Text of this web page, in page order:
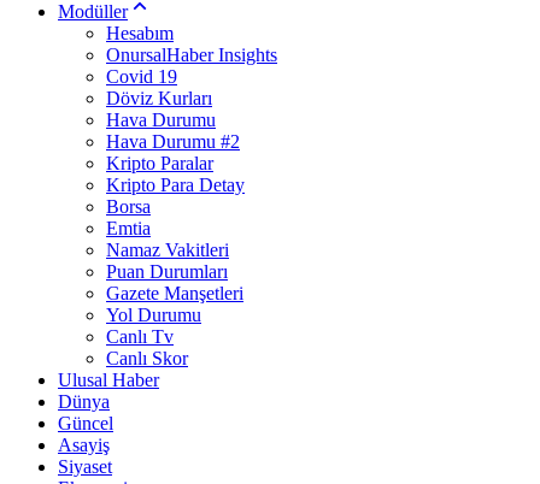
Modüller
Hesabım
OnursalHaber Insights
Covid 19
Döviz Kurları
Hava Durumu
Hava Durumu #2
Kripto Paralar
Kripto Para Detay
Borsa
Emtia
Namaz Vakitleri
Puan Durumları
Gazete Manşetleri
Yol Durumu
Canlı Tv
Canlı Skor
Ulusal Haber
Dünya
Güncel
Asayiş
Siyaset